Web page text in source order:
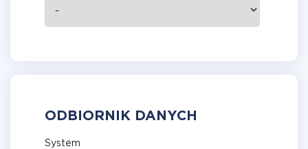
ODBIORNIK DANYCH
System